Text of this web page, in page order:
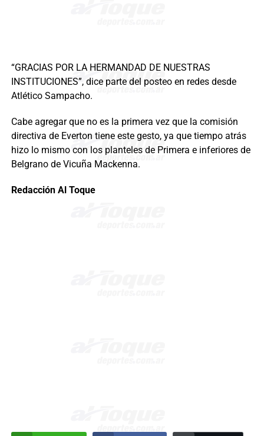
“GRACIAS POR LA HERMANDAD DE NUESTRAS
INSTITUCIONES”, dice parte del posteo en redes desde
Atlético Sampacho.
Cabe agregar que no es la primera vez que la comisión
directiva de Everton tiene este gesto, ya que tiempo atrás
hizo lo mismo con los planteles de Primera e inferiores de
Belgrano de Vicuña Mackenna.
Redacción Al Toque